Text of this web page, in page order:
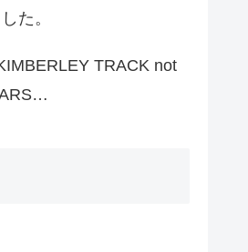
た。
TRACK not